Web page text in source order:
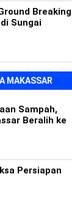
Breaking
Sungai
MAKASSAR
Sampah,
Beralih ke
Persiapan